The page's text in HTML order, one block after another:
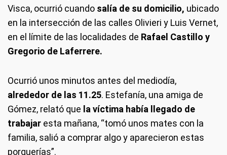
Visca, ocurrió cuando salía de su domicilio, ubicado
en la intersección de las calles Olivieri y Luis Vernet,
en el límite de las localidades de Rafael Castillo y
Gregorio de Laferrere.
Ocurrió unos minutos antes del mediodía,
alrededor de las 11.25. Estefanía, una amiga de
Gómez, relató que la víctima había llegado de
trabajar esta mañana, “tomó unos mates con la
familia, salió a comprar algo y aparecieron estas
porquerías”.